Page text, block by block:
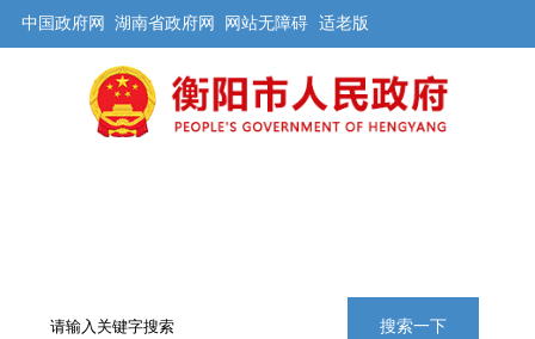
中国政府网 湖南省政府网 网站无障碍 适老版
搜索一下